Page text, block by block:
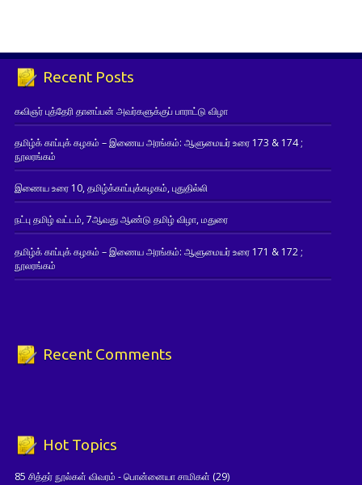
Recent Posts
கவிஞர் புத்தேரி தானப்பன் அவர்களுக்குப் பாராட்டு விழா
தமிழ்க் காப்புக் கழகம் – இணைய அரங்கம்: ஆளுமையர் உரை 173 & 174 ;
நூலரங்கம்
இணைய உரை 10, தமிழ்க்காப்புக்கழகம், புதுதில்லி
நட்பு தமிழ் வட்டம், 7ஆவது ஆண்டு தமிழ் விழா, மதுரை
தமிழ்க் காப்புக் கழகம் – இணைய அரங்கம்: ஆளுமையர் உரை 171 & 172 ;
நூலரங்கம்
Recent Comments
Hot Topics
85 சித்தர் நூல்கள் விவரம் - பொன்னையா சாமிகள் (29)